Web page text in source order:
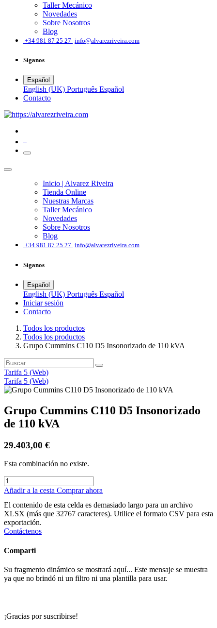
Taller Mecánico
Novedades
Sobre Nosotros
Blog
+34 981 87 25 27 info@alvarezriveira.com
Síganos
Español
English (UK) Português Español
​Contacto
Inicio | Alvarez Riveira
Tienda Online
Nuestras Marcas
Taller Mecánico
Novedades
Sobre Nosotros
Blog
+34 981 87 25 27 info@alvarezriveira.com
Síganos
Español
English (UK) Português Español
Iniciar sesión
​Contacto
Todos los productos
Todos los productos
Grupo Cummins C110 D5 Insonorizado de 110 kVA
Tarifa 5 (Web)
Tarifa 5 (Web)
Grupo Cummins C110 D5 Insonorizado
de 110 kVA
29.403,00 €
Esta combinación no existe.
Añadir a la cesta Comprar ahora
El contenido de esta celda es demasiado largo para un archivo
XLSX (más que 32767 caracteres). Utilice el formato CSV para esta
exportación.
Contáctenos
Comparti
Su fragmento dinámico se mostrará aquí... Este mensaje se muestra
ya que no brindó ni un filtro ni una plantilla para usar.
¡Gracias por suscribirse!